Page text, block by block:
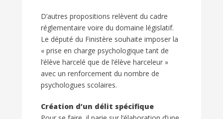
D’autres propositions relèvent du cadre
réglementaire voire du domaine législatif.
Le député du Finistère souhaite imposer la
« prise en charge psychologique tant de
l’élève harcelé que de l’élève harceleur »
avec un renforcement du nombre de
psychologues scolaires.
Création d’un délit spécifique